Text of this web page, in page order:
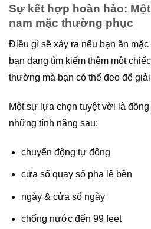
Sự kết hợp hoàn hảo:
nam mặc thường phục
Điều gì sẽ xảy ra nếu bạn ăn
bạn đang tìm kiếm thêm một
thường mà bạn có thể đeo để
Một sự lựa chọn tuyệt vời là đồng
những tính năng sau:
chuyển động tự động
cửa sổ quay số pha lê bền
ngày & cửa sổ ngày
chống nước đến 99 feet